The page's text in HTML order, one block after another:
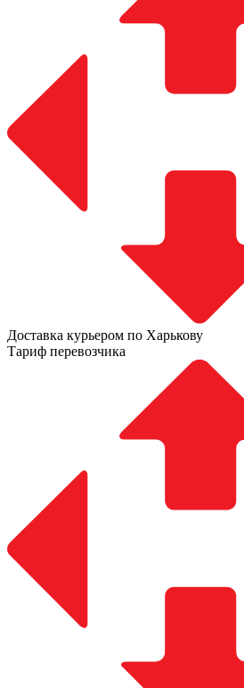
Доставка курьером по Харькову
Тариф перевозчика